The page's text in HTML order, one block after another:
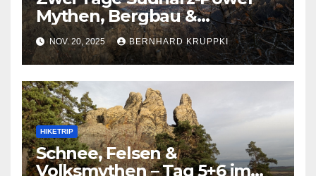
Mythen, Bergbau &
Höhenmeter auf dem Weg
zum 6. Wanderkaiser
NOV. 20, 2025 BERNHARD KRUPPKI
HIKETRIP
Schnee, Felsen &
Volksmythen – Tag 5+6 im